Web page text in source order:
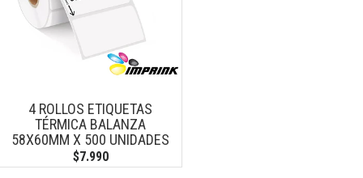
4 ROLLOS ETIQUETAS
TÉRMICA BALANZA
58X60MM X 500 UNIDADES
$7.990